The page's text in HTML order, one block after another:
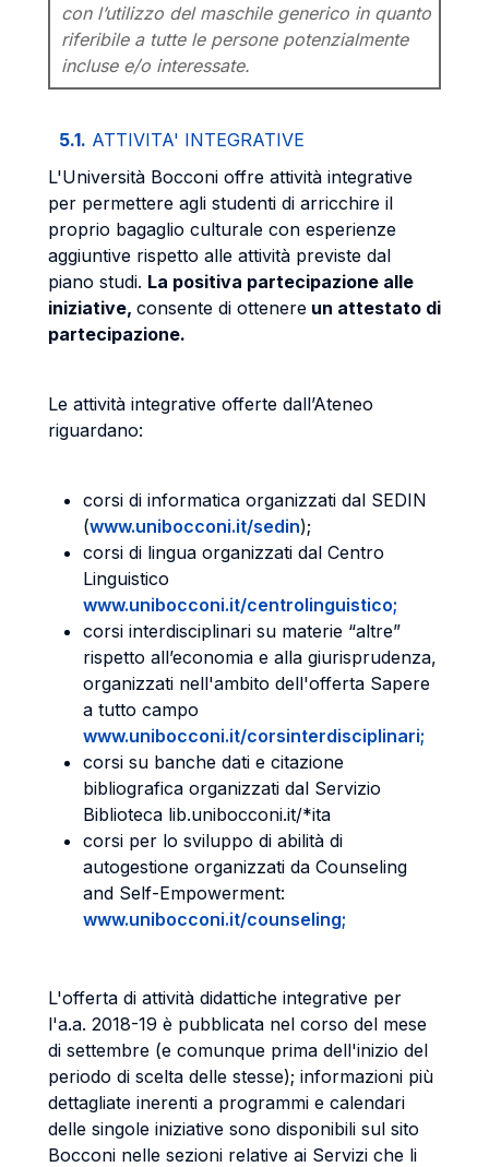
con l’utilizzo del maschile generico in quanto
riferibile a tutte le persone potenzialmente
incluse e/o interessate.
5.1. ATTIVITA' INTEGRATIVE
L'Università Bocconi offre attività integrative
per permettere agli studenti di arricchire il
proprio bagaglio culturale con esperienze
aggiuntive rispetto alle attività previste dal
piano studi. La positiva partecipazione alle
iniziative, consente di ottenere un attestato di
partecipazione.
Le attività integrative offerte dall’Ateneo
riguardano:
corsi di informatica organizzati dal SEDIN
(www.unibocconi.it/sedin);
corsi di lingua organizzati dal Centro
Linguistico
www.unibocconi.it/centrolinguistico;
corsi interdisciplinari su materie “altre”
rispetto all’economia e alla giurisprudenza,
organizzati nell'ambito dell'offerta Sapere
a tutto campo
www.unibocconi.it/corsinterdisciplinari;
corsi su banche dati e citazione
bibliografica organizzati dal Servizio
Biblioteca lib.unibocconi.it/*ita
corsi per lo sviluppo di abilità di
autogestione organizzati da Counseling
and Self-Empowerment:
www.unibocconi.it/counseling;
L'offerta di attività didattiche integrative per
l'a.a. 2018-19 è pubblicata nel corso del mese
di settembre (e comunque prima dell'inizio del
periodo di scelta delle stesse); informazioni più
dettagliate inerenti a programmi e calendari
delle singole iniziative sono disponibili sul sito
Bocconi nelle sezioni relative ai Servizi che li